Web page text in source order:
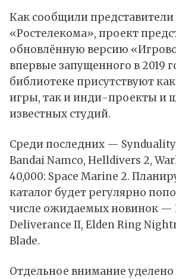
Как сообщили представители
«Ростелекома», проект
обновлённую версию «
впервые запущенного в 2019
библиотеке присутствуют
игры, так и инди-проекты и
известных студий.
Среди последних — Synduality
Bandai Namco, Helldivers 2,
40,000: Space Marine 2.
каталог будет регулярно
числе ожидаемых новинок —
Deliverance II, Elden Ring
Blade.
Отдельное внимание